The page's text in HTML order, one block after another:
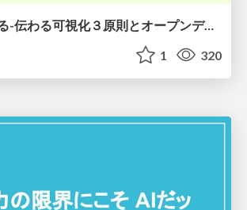
情報を翻訳する-伝わる可視化３原則とオープンデータ活用-
1 320